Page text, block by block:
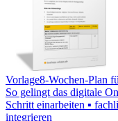
Vorlage8-Wochen-Plan
So gelingt das digitale
Schritt einarbeiten ▪
integrieren